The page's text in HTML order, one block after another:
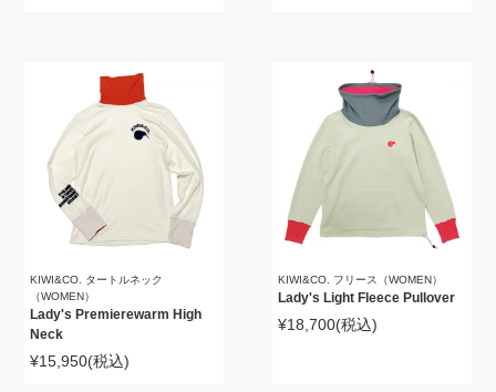
KIWI&CO. タートルネック
（WOMEN）
Lady's Premierewarm High
Neck
¥15,950(税込)
KIWI&CO. フリース（WOMEN）
Lady's Light Fleece Pullover
¥18,700(税込)